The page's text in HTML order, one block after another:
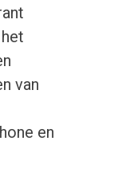
van
en